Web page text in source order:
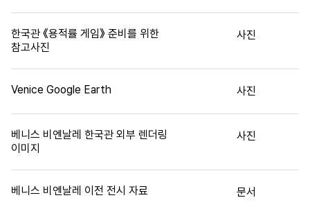
한국관 《용적률 게임》 준비를 위한
참고사진
사진
Venice Google Earth 사진
베니스 비엔날레 한국관 외부 렌더링
이미지
사진
베니스 비엔날레 이전 전시 자료 문서